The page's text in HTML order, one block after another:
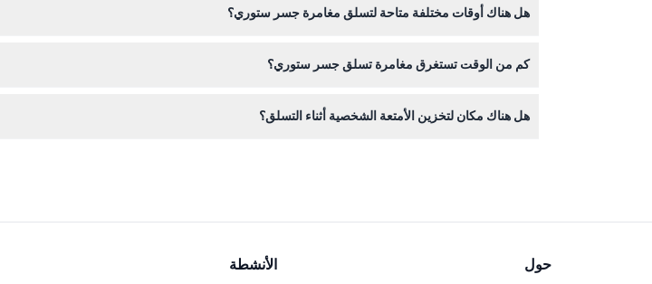
هل هناك أوقات مختلفة متاحة لتسلق مغامرة جسر ستوري؟
كم من الوقت تستغرق مغامرة تسلق جسر ستوري؟
هل هناك مكان لتخزين الأمتعة الشخصية أثناء التسلق؟
حول الأنشطة